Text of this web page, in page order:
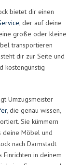
bietet dir einen
, der auf deine
große oder kleine
transportieren
dir zur Seite und
kostengünstig
Umzugsmeister
, die genau wissen,
Sie kümmern
deine Möbel und
nach Darmstadt
Einrichten in deinem